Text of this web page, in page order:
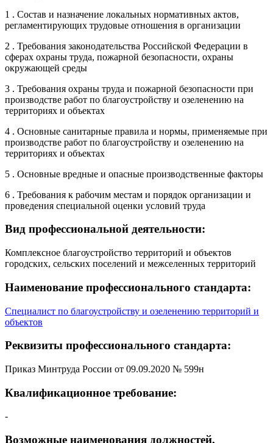
1 . Состав и назначение локальных нормативных актов,
регламентирующих трудовые отношения в организации
2 . Требования законодательства Российской Федерации в
сферах охраны труда, пожарной безопасности, охраны
окружающей среды
3 . Требования охраны труда и пожарной безопасности при
производстве работ по благоустройству и озеленению на
территориях и объектах
4 . Основные санитарные правила и нормы, применяемые при
производстве работ по благоустройству и озеленению на
территориях и объектах
5 . Основные вредные и опасные производственные факторы
6 . Требования к рабочим местам и порядок организации и
проведения специальной оценки условий труда
Вид профессиональной деятельности:
Комплексное благоустройство территорий и объектов
городских, сельских поселений и межселенных территорий
Наименование профессионального стандарта:
Специалист по благоустройству и озеленению территорий и
объектов
Реквизиты профессионального стандарта:
Приказ Минтруда России от 09.09.2020 № 599н
Квалификационное требование:
-
Возможные наименования должностей,